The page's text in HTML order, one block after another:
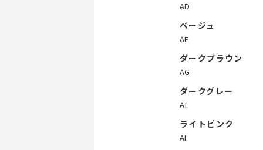
AD
ベージュ
AE
ダークブラウン
AG
ダークグレー
AT
ライトピンク
AI